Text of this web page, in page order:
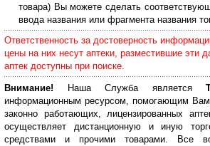
товара) Вы можете сделать
ввода названия или фрагмента названия
Ответственность за достоверность
цены на них несут аптеки, разместившие эти
аптек доступны при поиске.
Внимание! Наша Служба является
информационным ресурсом, помогающим
законно работающих, лицензированных
осуществляет дистанционную и иную
средствами и прочими товарами. Все